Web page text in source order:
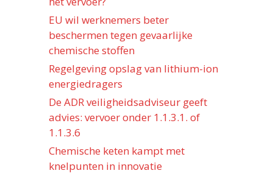
EU wil werknemers beter
beschermen tegen gevaarlijke
chemische stoffen
Regelgeving opslag van lithium-ion
energiedragers
De ADR veiligheidsadviseur geeft
advies: vervoer onder 1.1.3.1. of
1.1.3.6
Chemische keten kampt met
knelpunten in innovatie